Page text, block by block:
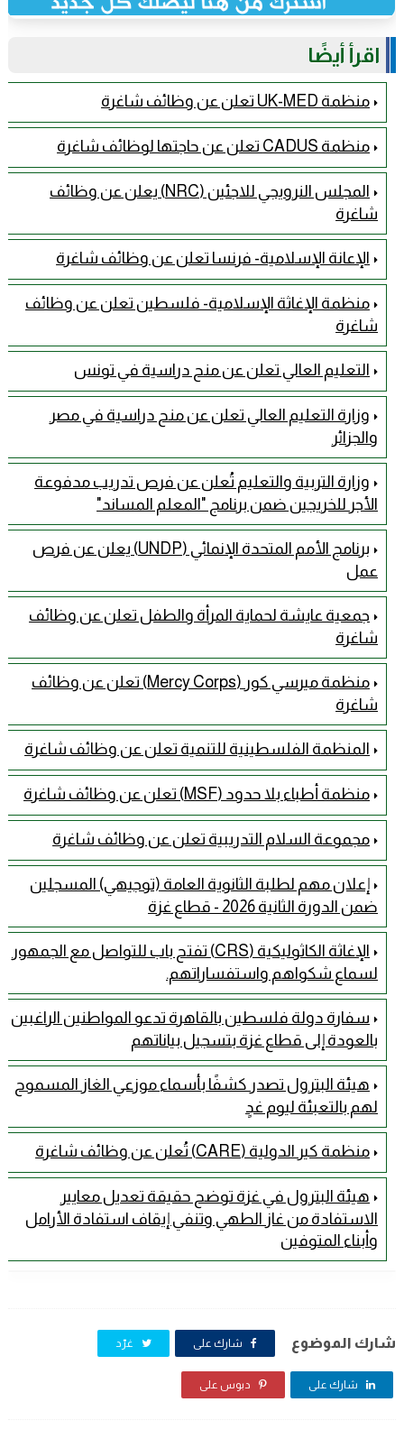
اقرأ أيضًا
منظمة UK-MED تعلن عن وظائف شاغرة
منظمة CADUS تعلن عن حاجتها لوظائف شاغرة
المجلس النرويجي للاجئين (NRC) يعلن عن وظائف
شاغرة
الإعانة الإسلامية- فرنسا تعلن عن وظائف شاغرة
منظمة الإغاثة الإسلامية- فلسطين تعلن عن وظائف
شاغرة
التعليم العالي تعلن عن منح دراسية في تونس
وزارة التعليم العالي تعلن عن منح دراسية في مصر
والجزائر
وزارة التربية والتعليم تُعلن عن فرص تدريب مدفوعة
الأجر للخريجين ضمن برنامج "المعلم المساند"
برنامج الأمم المتحدة الإنمائي (UNDP) يعلن عن فرص
عمل
جمعية عايشة لحماية المرأة والطفل تعلن عن وظائف
شاغرة
منظمة ميرسي كور (Mercy Corps) تعلن عن وظائف
شاغرة
المنظمة الفلسطينية للتنمية تعلن عن وظائف شاغرة
منظمة أطباء بلا حدود (MSF) تعلن عن وظائف شاغرة
مجموعة السلام التدريبية تعلن عن وظائف شاغرة
إعلان مهم لطلبة الثانوية العامة (توجيهي) المسجلين
ضمن الدورة الثانية 2026 - قطاع غزة
الإغاثة الكاثوليكية (CRS) تفتح باب للتواصل مع الجمهور
لسماع شكواهم واستفساراتهم.
سفارة دولة فلسطين بالقاهرة تدعو المواطنين الراغبين
بالعودة إلى قطاع غزة بتسجيل بياناتهم
هيئة البترول تصدر كشفًا بأسماء موزعي الغاز المسموح
لهم بالتعبئة ليوم غدٍ
منظمة كير الدولية (CARE) تُعلن عن وظائف شاغرة
هيئة البترول في غزة توضح حقيقة تعديل معايير
الاستفادة من غاز الطهي وتنفي إيقاف استفادة الأرامل
وأبناء المتوفين
شارك الموضوع شارك على غرّد
شارك على دبوس على